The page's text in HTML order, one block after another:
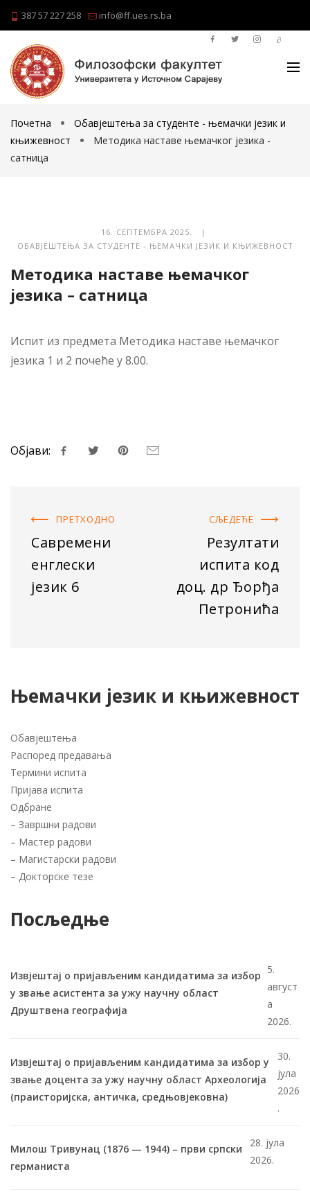
387 57 227 258 info@ff.ues.rs.ba
Почетна
Обавјештења за студенте - њемачки језик и
књижевност
Методика наставе њемачког језика -
сатница
16. СЕПТЕМБРА 2025. |
ОБАВЈЕШТЕЊА ЗА СТУДЕНТЕ - ЊЕМАЧКИ ЈЕЗИК И КЊИЖЕВНОСТ
Методика наставе њемачког
језика – сатница
Испит из предмета Методика наставе њемачког
језика 1 и 2 почеће у 8.00.
Објави:
ПРЕТХОДНO
Савремени
енглески
језик 6
СЉЕДЕЋE
Резултати
испита код
доц. др Ђорђа
Петронића
Њемачки језик и књижевност
Обавјештења
Распоред предавања
Термини испита
Пријава испита
Одбране
– Завршни радови
– Мастер радови
– Магистарски радови
– Докторске тезе
Посљедње
Извјештај о пријављеним кандидатима за избор
у звање асистента за ужу научну област
Друштвена географија
5.
август
а
2026.
Извјештај о пријављеним кандидатима за избор у
звање доцента за ужу научну област Археологија
(праисторијска, античка, средњовјековна)
30.
јула
2026
.
Милош Тривунац (1876 — 1944) – први српски
германиста
28. јула
2026.